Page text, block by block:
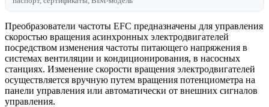
Преобразователи частоты EFC предназначены для управления
скоростью вращения асинхронных электродвигателей
посредством изменения частоты питающего напряжения в
системах вентиляции и кондиционирования, в насосных
станциях. Изменение скорости вращения электродвигателей
осуществляется вручную путем вращения потенциометра на
панели управления или автоматически от внешних сигналов
управления.